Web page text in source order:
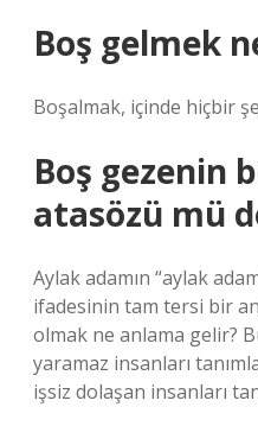
Boş gelmek
Boşalmak, içinde hiçbir
Boş gezenin
atasözü mü
Aylak adamın “aylak
ifadesinin tam tersi bir
olmak ne anlama gelir?
yaramaz insanları
işsiz dolaşan insanları